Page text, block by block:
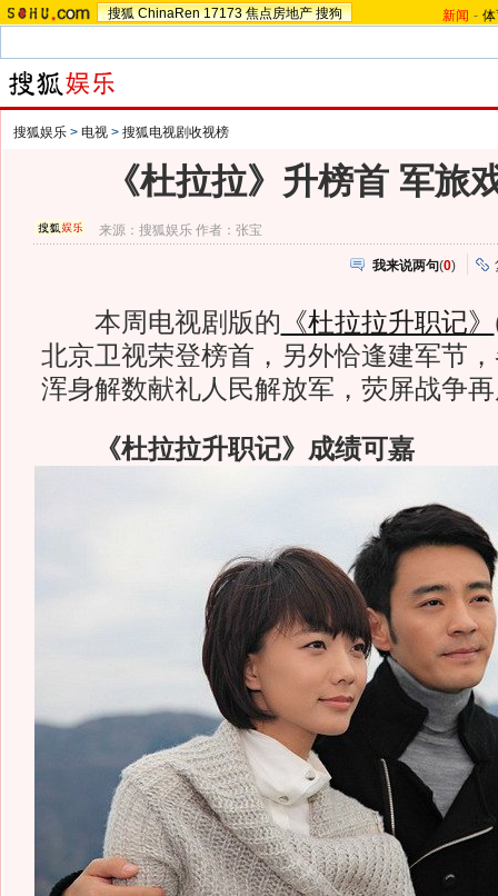
搜狐 ChinaRen 17173 焦点房地产 搜狗 新闻 -
搜狐娱乐 > 电视 > 搜狐电视剧收视榜
《杜拉拉》升榜首 军旅
来源：搜狐娱乐 作者：张宝
我来说两句(0)
本周电视剧版的 《杜拉拉升职记》
北京卫视荣登榜首，另外恰逢建军节
浑身解数献礼人民解放军，荧屏战争
《杜拉拉升职记》成绩可嘉